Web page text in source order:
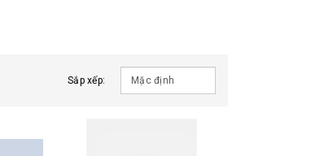
Sắp xếp: